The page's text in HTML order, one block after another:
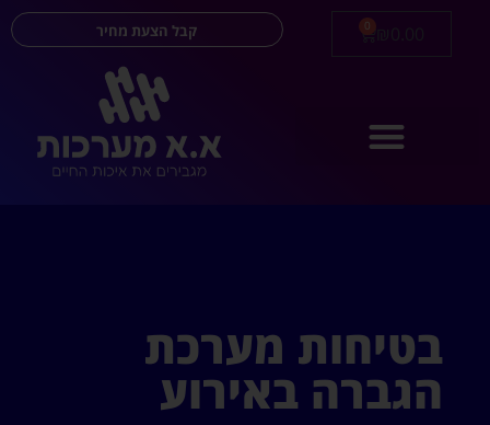
קבל הצעת מחיר 0
בטיחות מערכת
הגברה באירוע